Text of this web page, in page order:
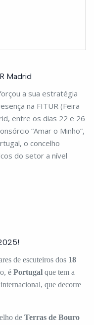
Madrid
a sua estratégia
na FITUR (Feira
entre os dias 22 e 26
“Amar o Minho”,
o concelho
do setor a nível
de escuteiros dos 18
é Portugal que tem a
que decorre
de Terras de Bouro